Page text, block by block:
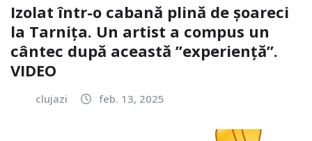
Izolat într-o cabană plină de șoareci
la Tarnița. Un artist a compus un
cântec după această ”experiență”.
VIDEO
clujazi feb. 13, 2025